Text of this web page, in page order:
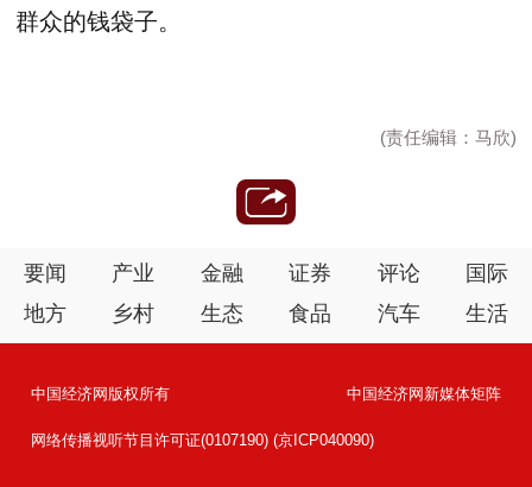
群众的钱袋子。
(责任编辑：马欣)
要闻 产业 金融 证券 评论
国际
地方
乡村 生态 食品 汽车 生活
中国经济网版权所有 中国经济网新媒体矩阵
网络传播视听节目许可证(0107190) (京ICP040090)